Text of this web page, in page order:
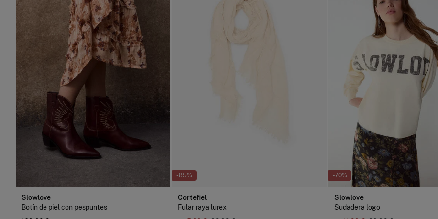
abonar
función
Slowlove
Botín de piel con pespuntes
-85%
Cortefiel
Fular raya lurex
-70%
Slowlove
Sudadera logo